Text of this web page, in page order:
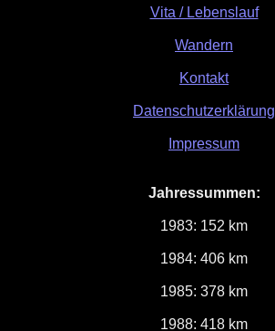
Vita / Lebenslauf
Wandern
Kontakt
Datenschutzerklärung
Impressum
Jahressummen:
1983: 152 km
1984: 406 km
1985: 378 km
1988: 418 km